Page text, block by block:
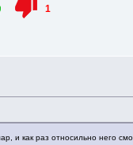
1
и как раз относильно него